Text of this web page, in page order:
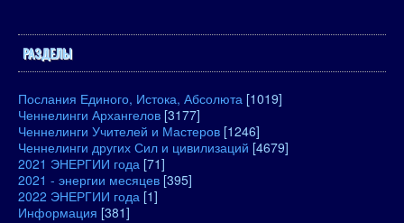
РАЗДЕЛЫ
Послания Единого, Истока, Абсолюта [1019]
Ченнелинги Архангелов [3177]
Ченнелинги Учителей и Мастеров [1246]
Ченнелинги других Сил и цивилизаций [4679]
2021 ЭНЕРГИИ года [71]
2021 - энергии месяцев [395]
2022 ЭНЕРГИИ года [1]
Информация [381]